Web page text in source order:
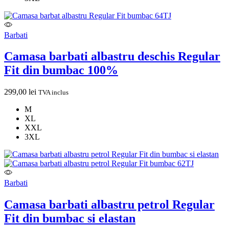
Barbati
Camasa barbati albastru deschis Regular
Fit din bumbac 100%
299,00 lei TVA inclus
M
XL
XXL
3XL
Barbati
Camasa barbati albastru petrol Regular
Fit din bumbac si elastan